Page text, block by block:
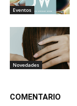
Eventos
Novedades
COMENTARIO